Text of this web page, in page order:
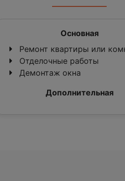
Основная
Ремонт квартиры или
Отделочные работы
Демонтаж окна
Дополнительная